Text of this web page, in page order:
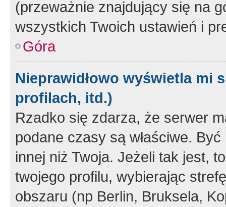
(przeważnie znajdujący się na
wszystkich Twoich ustawień i
Góra
Nieprawidłowo wyświetla mi
profilach, itd.)
Rzadko się zdarza, że serwer
podane czasy są właściwe.
innej niż Twoja. Jeżeli tak jest,
twojego profilu, wybierając
obszaru (np Berlin, Bruksela,